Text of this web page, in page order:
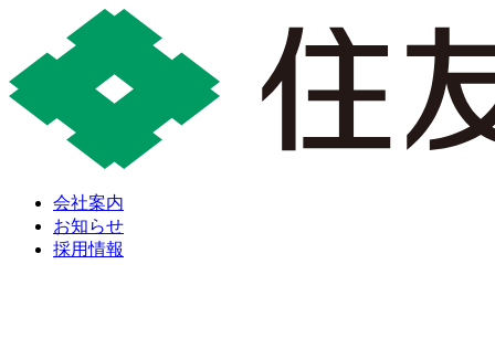
会社案内
お知らせ
採用情報